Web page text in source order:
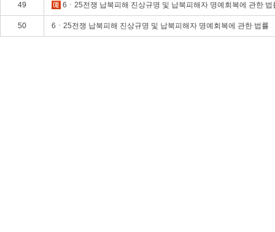
49 6ㆍ25전쟁 납북피해 진상규명 및 납북피해자 명예회복에 관한 법
50 6ㆍ25전쟁 납북피해 진상규명 및 납북피해자 명예회복에 관한 법률